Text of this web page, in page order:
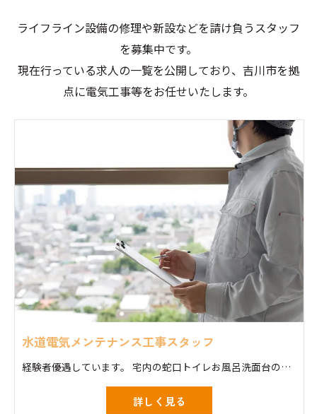
ライフライン設備の修理や新設などを請け負うスタッフ
を募集中です。
現在行っている求人の一覧を公開しており、吉川市を拠
点に電気工事等をお任せいたします。
水道電気メンテナンス工事スタッフ
経験者優遇しています。 宅内の蛇口トイレお風呂洗面台の修理交換工事 スイッチコンセント換気扇照明器具等の交換
詳しく見る